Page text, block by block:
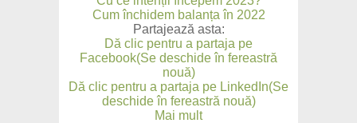
Cum închidem balanța în 2022
Partajează asta:
Dă clic pentru a partaja pe
Facebook(Se deschide în fereastră
nouă)
Dă clic pentru a partaja pe LinkedIn(Se
deschide în fereastră nouă)
Mai mult